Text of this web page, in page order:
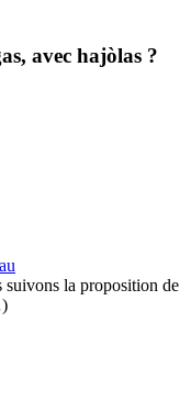
avec hajòlas ?
la proposition de